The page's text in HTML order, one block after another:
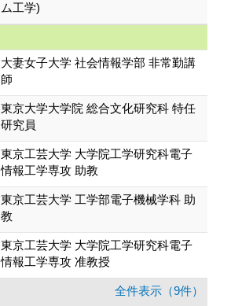
ム工学)
大妻女子大学 社会情報学部 非常勤講
師
東京大学大学院 総合文化研究科 特任
研究員
東京工芸大学 大学院工学研究科電子
情報工学専攻 助教
東京工芸大学 工学部電子機械学科 助
教
東京工芸大学 大学院工学研究科電子
情報工学専攻 准教授
全件表示（9件）